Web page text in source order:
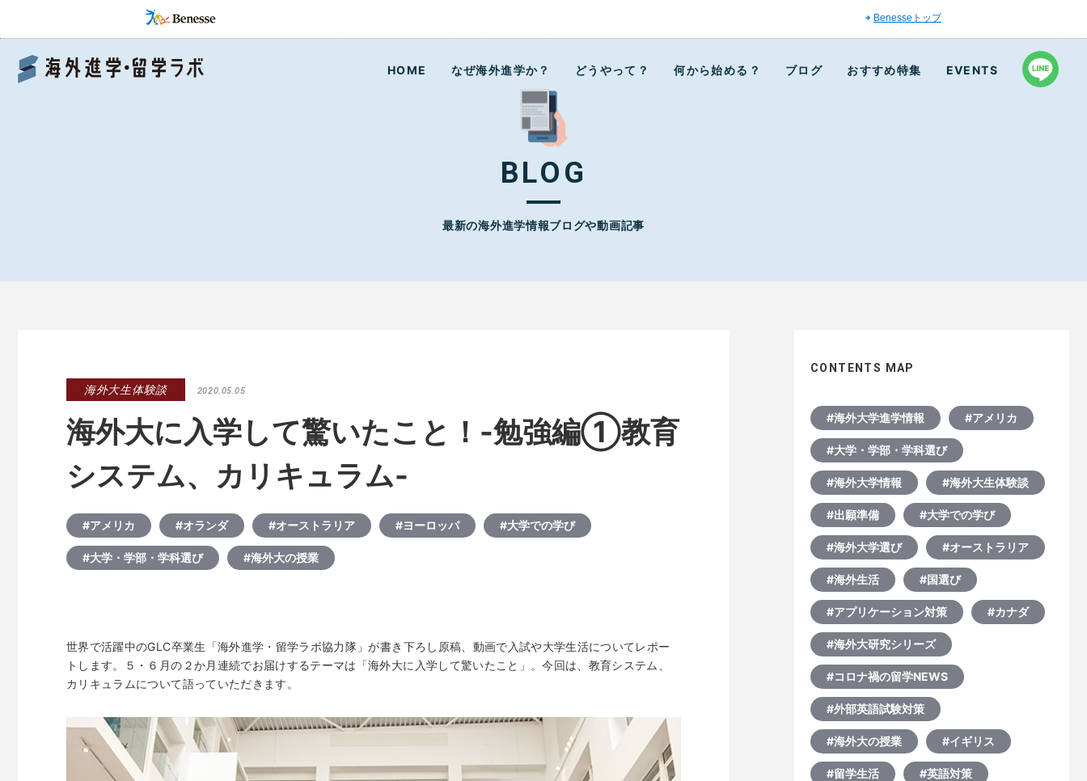
Benesseトップ
HOME なぜ海外進学か？ どうやって？ 何から始める？ ブログ おすすめ特集 EVENTS
BLOG
最新の海外進学情報ブログや動画記事
海外大生体験談 2020.05.05
海外大に入学して驚いたこと！-勉強編①教育
システム、カリキュラム-
#アメリカ #オランダ #オーストラリア #ヨーロッパ #大学での学び
#大学・学部・学科選び #海外大の授業
世界で活躍中のGLC卒業生「海外進学・留学ラボ協力隊」が書き下ろし原稿、動画で入試や大学生活についてレポー
トします。５・６月の２か月連続でお届けするテーマは「海外大に入学して驚いたこと」。今回は、教育システム、
カリキュラムについて語っていただきます。
CONTENTS MAP
#海外大学進学情報 #アメリカ
#大学・学部・学科選び
#海外大学情報 #海外大生体験談
#出願準備 #大学での学び
#海外大学選び #オーストラリア
#海外生活 #国選び
#アプリケーション対策 #カナダ
#海外大研究シリーズ
#コロナ禍の留学NEWS
#外部英語試験対策
#海外大の授業 #イギリス
#留学生活 #英語対策